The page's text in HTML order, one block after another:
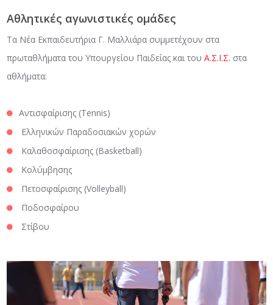
Αθλητικές αγωνιστικές ομάδες
Τα Νέα Εκπαιδευτήρια Γ. Μαλλιάρα συμμετέχουν στα
πρωταθλήματα του Υπουργείου Παιδείας και τουΑ.Σ.Ι.Σ. στα
αθλήματα:
Αντισφαίρισης (Tennis)
Ελληνικών Παραδοσιακών χορών
Καλαθοσφαίρισης (Basketball)
Κολύμβησης
Πετοσφαίρισης (Volleyball)
Ποδοσφαίρου
Στίβου